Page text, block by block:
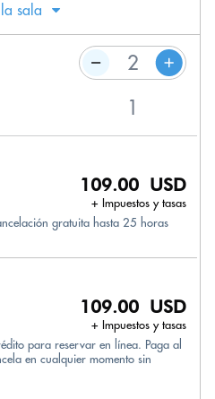
sala
109.00 USD
+ Impuestos y tasas
gratuita hasta 25 horas
109.00 USD
+ Impuestos y tasas
para reservar en línea. Paga al
en cualquier momento sin